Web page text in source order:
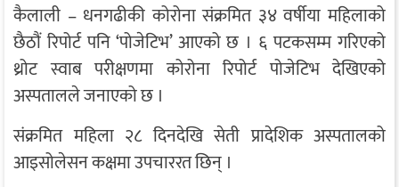
कैलाली – धनगढीकी कोरोना संक्रमित ३४ वर्षीया महिलाको
छैठौं रिपोर्ट पनि ‘पोजेटिभ’ आएको छ । ६ पटकसम्म गरिएको
थ्रोट स्वाब परीक्षणमा कोरोना रिपोर्ट पोजेटिभ देखिएको
अस्पतालले जनाएको छ ।
संक्रमित महिला २८ दिनदेखि सेती प्रादेशिक अस्पतालको
आइसोलेसन कक्षमा उपचाररत छिन् ।